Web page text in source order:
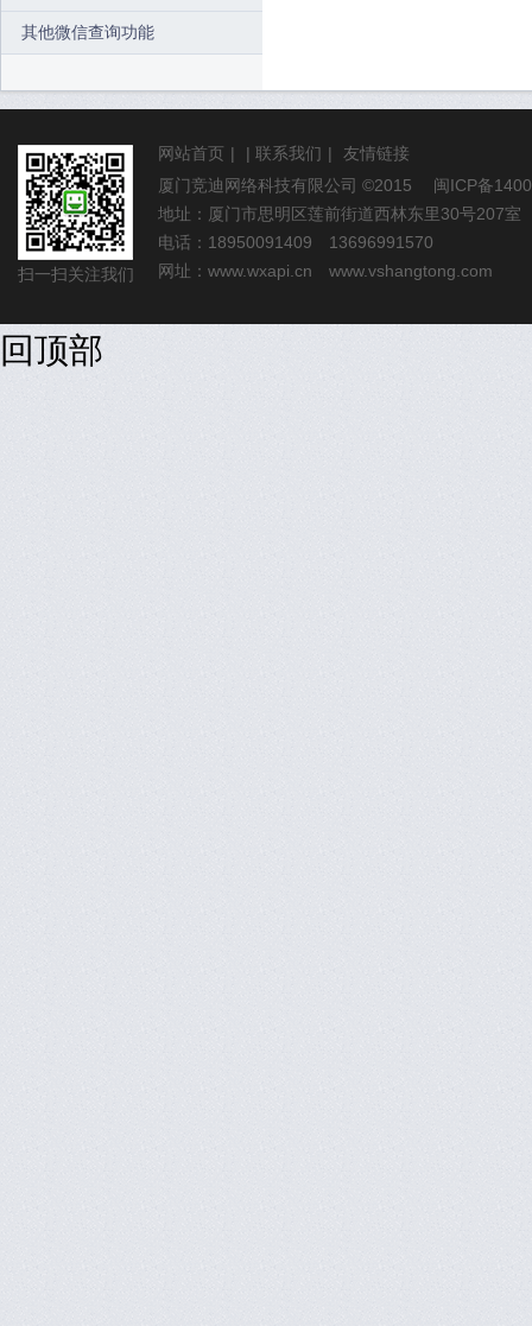
其他微信查询功能
扫一扫关注我们
网站首页 | | 联系我们 |
友情链接
厦门竞迪网络科技有限公司 ©2015 闽ICP备
地址：厦门市思明区莲前街道西林东里30号207室
电话：18950091409 13696991570
网址： www.wxapi.cn www.vshangtong.com
回顶部